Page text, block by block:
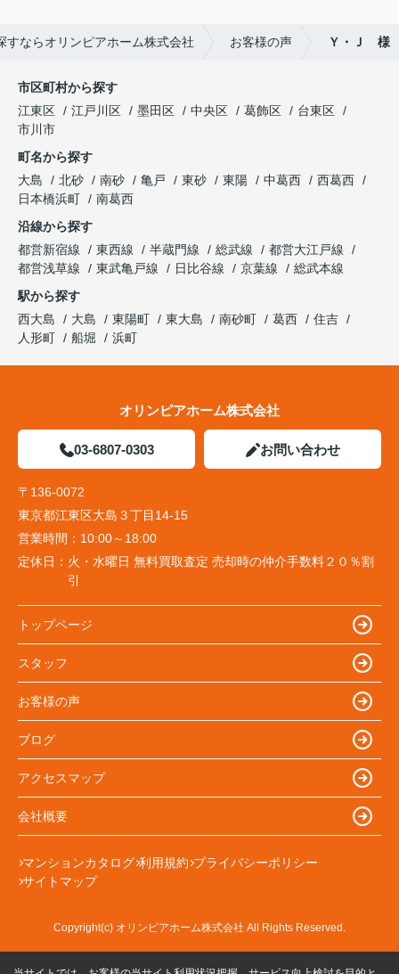
すならオリンピアホーム株式会社 お客様の声 Ｙ・Ｊ 様
市区町村から探す
江東区
江戸川区 墨田区 中央区 葛飾区
台東区
市川市
町名から探す
大島
北砂 南砂 亀戸 東砂 東陽 中葛西
西葛西
日本橋浜町
南葛西
沿線から探す
都営新宿線
東西線 半蔵門線 総武線
都営大江戸線
都営浅草線
東武亀戸線 日比谷線 京葉線
総武本線
駅から探す
西大島
大島 東陽町 東大島 南砂町 葛西
住吉
人形町
船堀 浜町
オリンピアホーム株式会社
03-6807-0303 お問い合わせ
〒136-0072
東京都江東区大島３丁目14-15
営業時間： 10:00～18:00
定休日： 火・水曜日 無料買取査定 売却時の仲介手数料２０％割
引
トップページ
スタッフ
お客様の声
ブログ
アクセスマップ
会社概要
マンションカタログ 利用規約 プライバシーポリシー
サイトマップ
Copyright(c) オリンピアホーム株式会社 All Rights Reserved.